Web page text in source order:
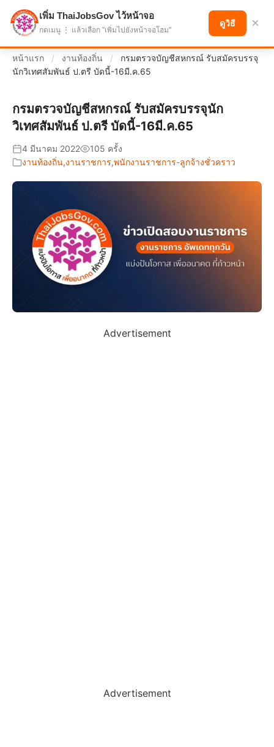
แบ่งปันโอกาส เพื่ออนาคตที่ก้าวหน้า
หน้าแรก / งานท้องถิ่น /
กรมตรวจบัญชีสหกรณ์ รับสมัครบรรจุ
นักวิเทศสัมพันธ์ ป.ตรี บัดนี้-16มี.ค.65
กรมตรวจบัญชีสหกรณ์ รับสมัครบรรจุนัก
วิเทศสัมพันธ์ ป.ตรี บัดนี้-16มี.ค.65
4 มีนาคม 2022
105 ครั้ง
งานท้องถิ่น,งานราชการ,พนักงานราชการ-ลูกจ้างชั่วคราว
Advertisement
Advertisement
เพิ่ม ThaiJobsGov ไว้หน้าจอ
กดเมนู ⋮ แล้วเลือก "เพิ่มไปยังหน้าจอโฮม"
ดูวิธี ×